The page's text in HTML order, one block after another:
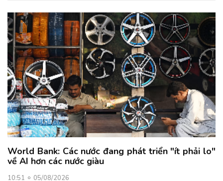
World Bank: Các nước đang phát triển "ít phải lo"
về AI hơn các nước giàu
10:51 05/08/2026